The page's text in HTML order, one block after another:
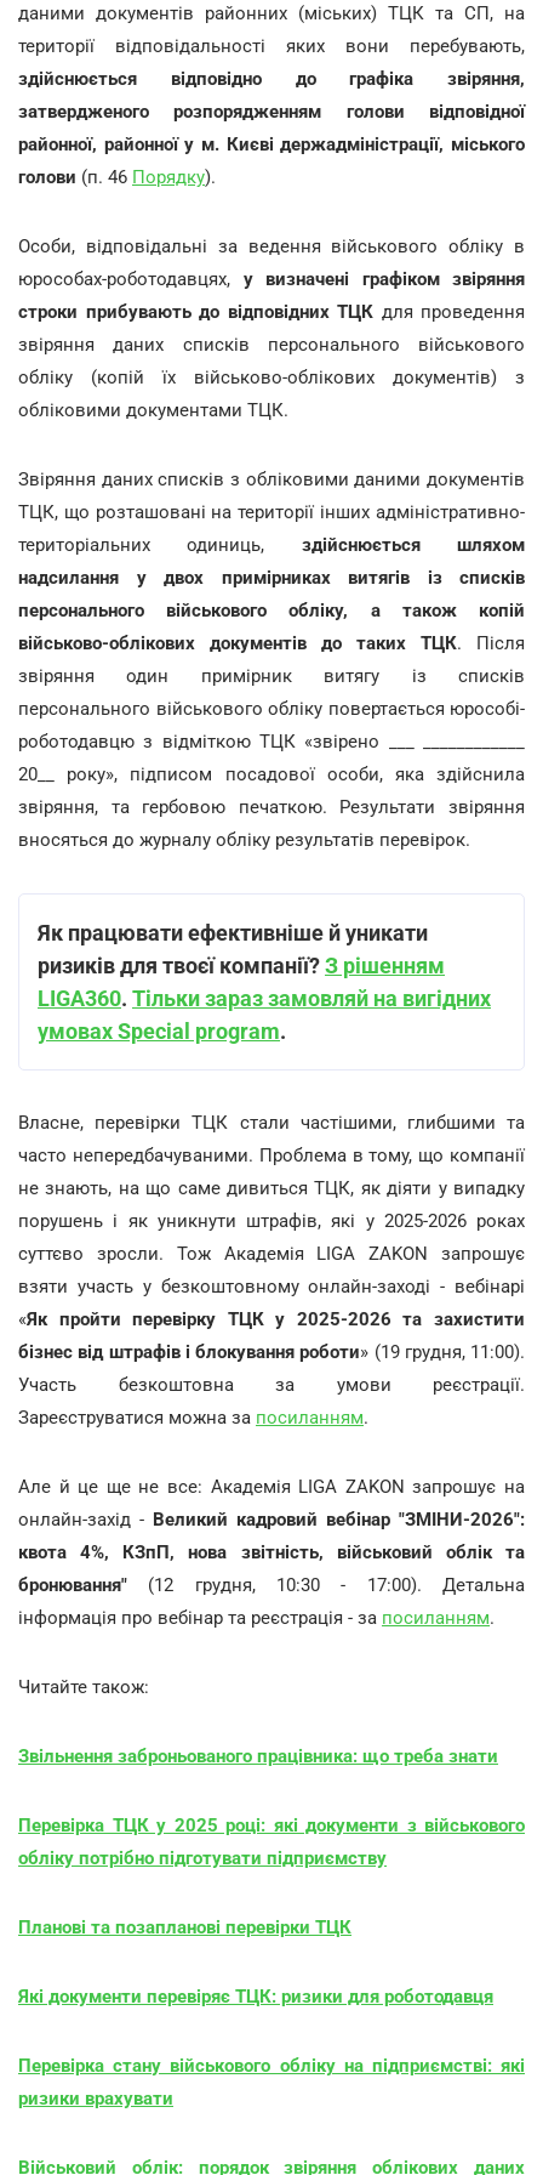
даними документів районних (міських) ТЦК та СП, на
території відповідальності яких вони перебувають,
здійснюється відповідно до графіка звіряння,
затвердженого розпорядженням голови відповідної
районної, районної у м. Києві держадміністрації, міського
голови (п. 46 Порядку).
Особи, відповідальні за ведення військового обліку в
юрособах-роботодавцях, у визначені графіком звіряння
строки прибувають до відповідних ТЦК для проведення
звіряння даних списків персонального військового
обліку (копій їх військово-облікових документів) з
обліковими документами ТЦК.
Звіряння даних списків з обліковими даними документів
ТЦК, що розташовані на території інших адміністративно-
територіальних одиниць, здійснюється шляхом
надсилання у двох примірниках витягів із списків
персонального військового обліку, а також копій
військово-облікових документів до таких ТЦК. Після
звіряння один примірник витягу із списків
персонального військового обліку повертається юрособі-
роботодавцю з відміткою ТЦК «звірено ___ ____________
20__ року», підписом посадової особи, яка здійснила
звіряння, та гербовою печаткою. Результати звіряння
вносяться до журналу обліку результатів перевірок.
Як працювати ефективніше й уникати
ризиків для твоєї компанії?З рішенням
LIGA360. Тільки зараз замовляй на вигідних
умовах Special program.
Власне, перевірки ТЦК стали частішими, глибшими та
часто непередбачуваними. Проблема в тому, що компанії
не знають, на що саме дивиться ТЦК, як діяти у випадку
порушень і як уникнути штрафів, які у 2025-2026 роках
суттєво зросли. Тож Академія LIGA ZAKON запрошує
взяти участь у безкоштовному онлайн-заході - вебінарі
«Як пройти перевірку ТЦК у 2025-2026 та захистити
бізнес від штрафів і блокування роботи» (19 грудня, 11:00).
Участь безкоштовна за умови реєстрації.
Зареєструватися можна за посиланням.
Але й це ще не все: Академія LIGA ZAKON запрошує на
онлайн-захід - Великий кадровий вебінар "ЗМІНИ-2026":
квота 4%, КЗпП, нова звітність, військовий облік та
бронювання" (12 грудня, 10:30 - 17:00). Детальна
інформація про вебінар та реєстрація - за посиланням.
Читайте також:
Звільнення заброньованого працівника: що треба знати
Перевірка ТЦК у 2025 році: які документи з військового
обліку потрібно підготувати підприємству
Планові та позапланові перевірки ТЦК
Які документи перевіряє ТЦК: ризики для роботодавця
Перевірка стану військового обліку на підприємстві: які
ризики врахувати
Військовий облік: порядок звіряння облікових даних